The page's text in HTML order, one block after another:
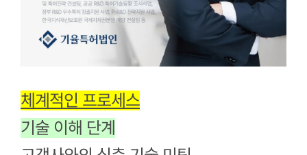
체계적인 프로세스
기술 이해 단계